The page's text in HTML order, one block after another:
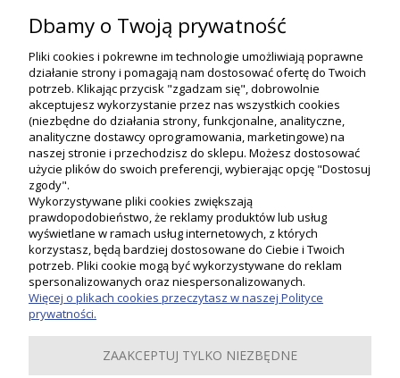
Moje konto
Informacje
Dbamy o Twoją prywatność
Pliki cookies i pokrewne im technologie umożliwiają poprawne
działanie strony i pomagają nam dostosować ofertę do Twoich
potrzeb. Klikając przycisk "zgadzam się", dobrowolnie
akceptujesz wykorzystanie przez nas wszystkich cookies
(niezbędne do działania strony, funkcjonalne, analityczne,
analityczne dostawcy oprogramowania, marketingowe) na
naszej stronie i przechodzisz do sklepu. Możesz dostosować
użycie plików do swoich preferencji, wybierając opcję "Dostosuj
zgody".
Wykorzystywane pliki cookies zwiększają
prawdopodobieństwo, że reklamy produktów lub usług
wyświetlane w ramach usług internetowych, z których
korzystasz, będą bardziej dostosowane do Ciebie i Twoich
potrzeb. Pliki cookie mogą być wykorzystywane do reklam
spersonalizowanych oraz niespersonalizowanych.
Więcej o plikach cookies przeczytasz w naszej Polityce
prywatności.
ZAAKCEPTUJ TYLKO NIEZBĘDNE